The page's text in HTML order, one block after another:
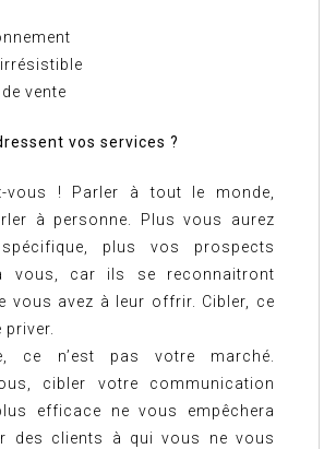
vente
vos services ?
vous ! Parler à tout le monde,
à personne. Plus vous aurez
plus vos prospects
vous, car ils se reconnaitront
vous avez à leur offrir. Cibler, ce
priver.
ce n’est pas votre marché.
cibler votre communication
efficace ne vous empêchera
des clients à qui vous ne vous